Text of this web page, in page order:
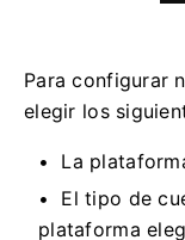
Para configurar
elegir los
La
El tipo de
plataforma